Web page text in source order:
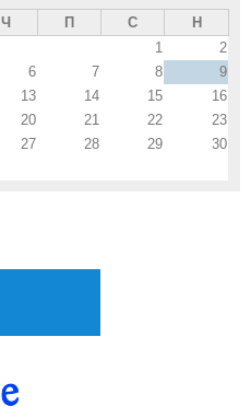
Ч П С
Н
1
2
6 7 8
9
13 14 15
16
20 21 22
23
27 28 29
30